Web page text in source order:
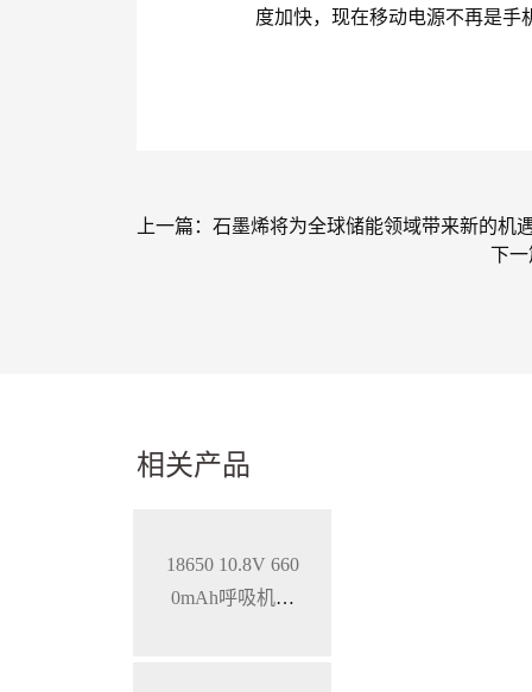
度加快，现在移动电源不再是手
上一篇： 石墨烯将为全球储能领域带来新的机
下
相关产品
18650 10.8V 660
0mAh呼吸机智